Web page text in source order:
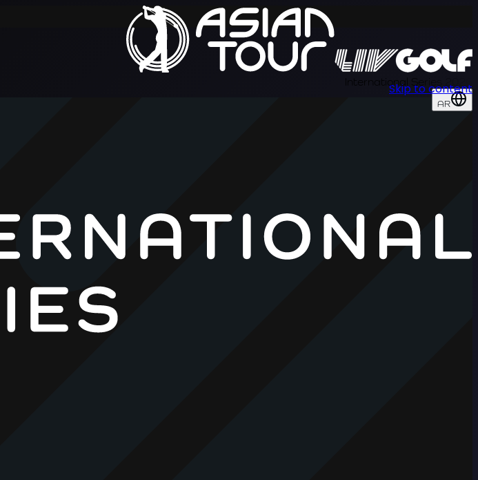
International Series 2026
AR
Skip to content